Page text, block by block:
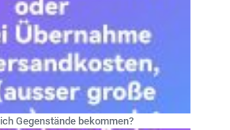
Gegenstände bekommen?